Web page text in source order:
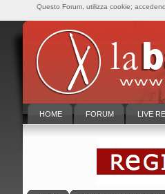
HOME FORUM LIVE
Questo Forum, utilizza cookie;